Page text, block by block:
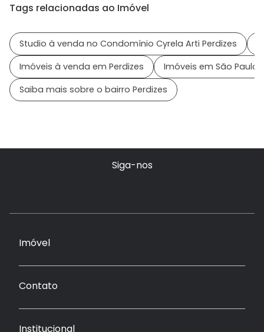
Tags relacionadas ao Imóvel
Studio à venda no Condomínio Cyrela Arti Perdizes
Imóveis à venda em Perdizes
Imóveis em São Paulo
Saiba mais sobre o bairro Perdizes
Siga-nos
Imóvel
Contato
Institucional